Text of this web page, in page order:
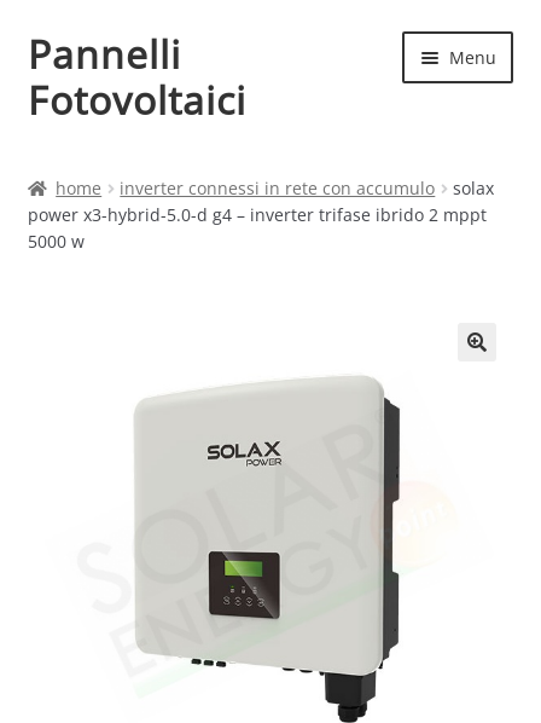
Vai
alla
navigazione
Vai
al
contenuto
Pannelli
Fotovoltaici
Menu
Cart
home inverter connessi in rete con accumulo
solax
power x3-hybrid-5.0-d g4 – inverter trifase ibrido 2 mppt
5000 w